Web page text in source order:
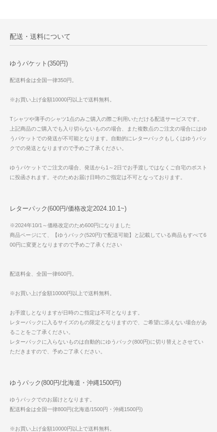
配送・送料について
ゆうパケット(350円)
配送料金は全国一律350円。
※お買い上げ金額10000円以上で送料無料。
Tシャツや薄手のシャツ1点のみご購入の際ご利用いただける配送サービスです。
上記商品のご購入でも入り切らないものの場合、また複数点のご注文の場合にはゆ
うパケットでの発送が不可能となります。自動的にレターパックもしくはゆうパッ
クでの発送となりますので予めご了承ください。
ゆうパケットでご注文の場合、発送から1～2日でお手渡しではなくご自宅のポスト
に投函されます。そのためお届け日時のご指定は不可となっております。
レターパック(600円/価格改定2024.10.1~)
※2024年10/1～価格改定のため600円になりました
商品ページにて、【ゆうパック(520円)で配送可能】と記載している商品もすべて6
00円に変更となりますので予めご了承ください
配送料金、全国一律600円。
※お買い上げ金額10000円以上で送料無料。
お手渡しとなりますが日時のご指定は不可となります。
レターパックに入るサイズのもの限定となりますので、ご希望に添えない場合があ
ることをご了承ください。
レターパックに入らないものは自動的にゆうパック(800円)に切り替えとさせてい
ただきますので、予めご了承ください。
ゆうパック(800円/北海道・沖縄1500円)
ゆうパックでのお届けとなります。
配送料金は全国一律800円(北海道/1500円・沖縄1500円)
※お買い上げ金額10000円以上で送料無料。